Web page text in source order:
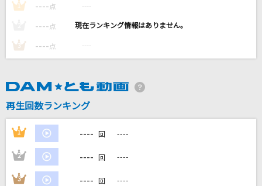
平松愛理
高橋真梨子
GLAY
乾杯
長渕剛
[生音]地上の星
中島みゆき
1 ---- 点 ----
---- 点 ----
3 ---- 点 ----
再生回数ランキング
1 ---- 回 ----
2 ---- 回 ----
3 ---- 回 ----